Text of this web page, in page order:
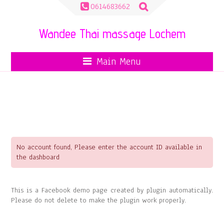
0614683662
Zoeken
naar:
Wandee Thai massage Lochem
Main Menu
No account found, Please enter the account ID available in
the dashboard
This is a Facebook demo page created by plugin automatically.
Please do not delete to make the plugin work properly.